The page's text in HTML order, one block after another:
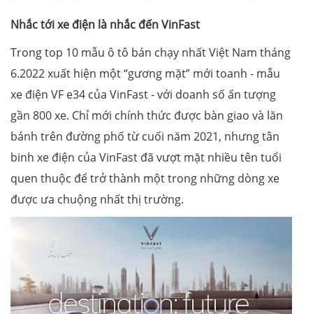
Nhắc tới xe điện là nhắc đến VinFast
Trong top 10 mẫu ô tô bán chạy nhất Việt Nam tháng
6.2022 xuất hiện một “gương mặt” mới toanh - mẫu
xe điện VF e34 của VinFast - với doanh số ấn tượng
gần 800 xe. Chỉ mới chính thức được bàn giao và lăn
bánh trên đường phố từ cuối năm 2021, nhưng tân
binh xe điện của VinFast đã vượt mặt nhiều tên tuổi
quen thuộc để trở thành một trong những dòng xe
được ưa chuộng nhất thị trường.